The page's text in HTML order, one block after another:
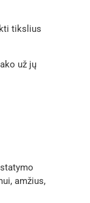
tikslius
už jų
amžius,